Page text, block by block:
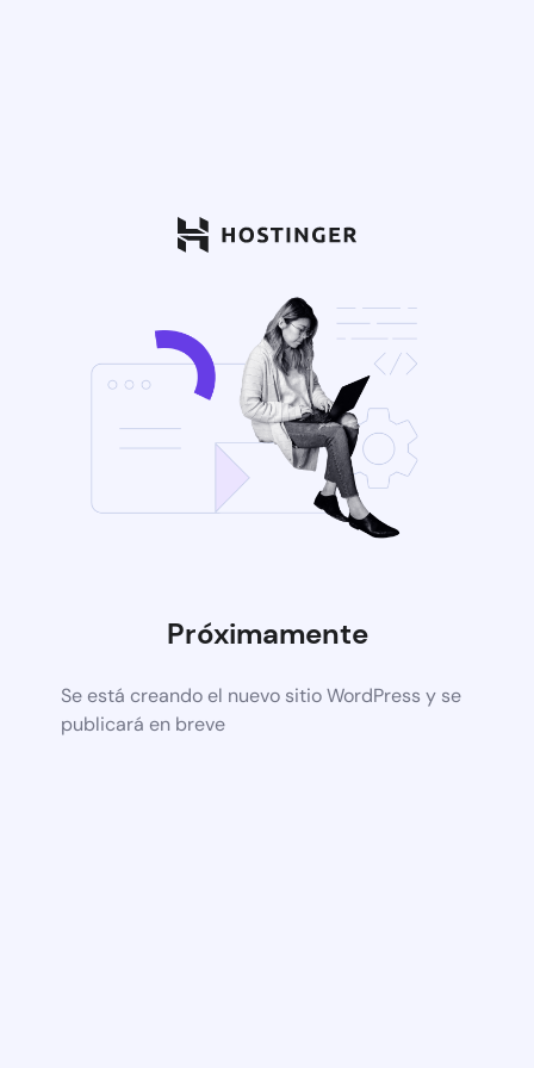
Próximamente
Se está creando el nuevo sitio WordPress y se
publicará en breve